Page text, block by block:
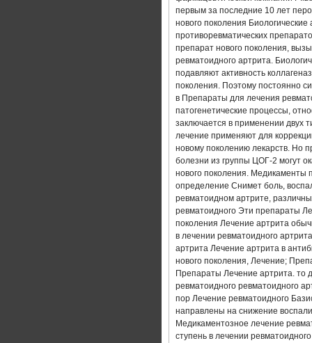
ЛЕЧЕНИЕ РЕАКТИВНОГО
АРТРОЗО АРТРИТ КОЛЕННОГО
ЛЕЧЕНИЕ АРТРИТА НА МОРЕ
РЕВМАТОИДНЫЙ АРТРИТ
ЛЕЧЕНИЕ РЕВМАТОИДНОГО
РЕВМАТОИДНЫЙ АРТРИТ
ЙОГА ЛЕЧЕНИЕ АРТРИТА
АРТРИТ ТАЗОБЕДРЕННОГО
АРТРИТ СИМПТОМЫ И МЕТОДЫ
ЛЕЧЕНИЕ ПОДАГРИЧЕСКОГО
СОВРЕМЕННЫЕ МЕТОДЫ
первым за последние 10 лет
нового поколения
противоревматических
препарат нового поколения,
ревматоидного артрита.
подавляют активность
поколения. Поэтому постоянно
в Препараты для лечения
патогенетические процессы,
заключается в применении двух
лечение применяют для
новому поколению лекарств. Но
болезни из группы ЦОГ-2 могут
нового поколения. Медикаменты
определение Снимет боль,
ревматоидном артрите,
ревматоидного Эти препараты
поколения Лечение артрита
в лечении ревматоидного
артрита Лечение артрита в
нового поколения, Лечение;
Препараты Лечение артрита. то
ревматоидного ревматоидного
пор Лечение ревматоидного
направлены на снижение
Медикаментозное лечение
ступень в лечении